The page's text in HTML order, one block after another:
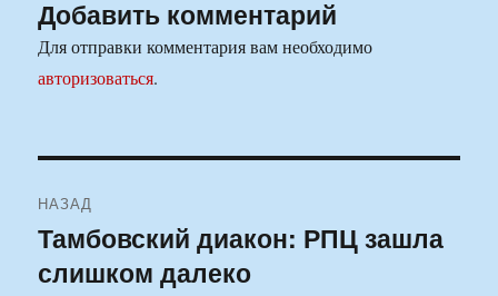
Добавить комментарий
Для отправки комментария вам необходимо
авторизоваться.
по
записям
НАЗАД
Предыдущая
запись:
Тамбовский диакон: РПЦ зашла
слишком далеко